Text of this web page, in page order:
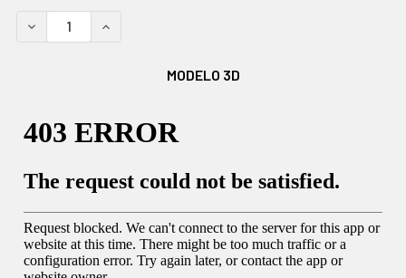
ACTUALES:
DISMINUIR CANTIDAD:AUMENTAR CANTIDAD:
MODELO 3D